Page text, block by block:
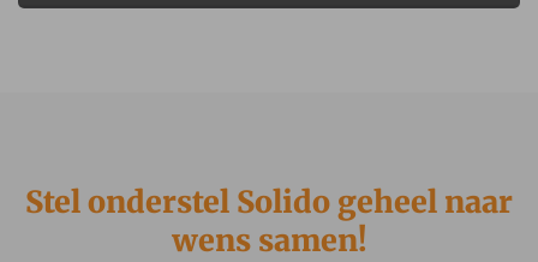
Stel onderstel Solido geheel naar
wens samen!